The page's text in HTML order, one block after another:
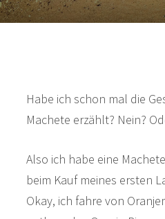
Habe ich schon mal die
Machete erzählt? Nein?
Also ich habe eine
beim Kauf meines ersten
Okay, ich fahre von